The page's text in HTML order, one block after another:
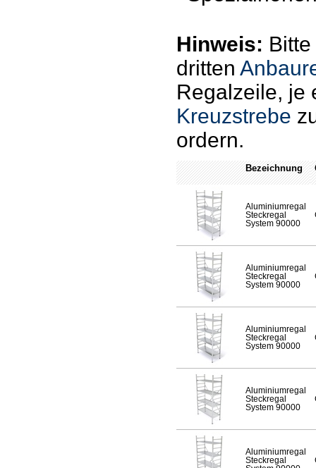
Hinweis:
dritten
Regalzeile, je
Kreuzstrebe
ordern.
Bezeichnung
Aluminiumregal
Steckregal
System 90000
Aluminiumregal
Steckregal
System 90000
Aluminiumregal
Steckregal
System 90000
Aluminiumregal
Steckregal
System 90000
Aluminiumregal
Steckregal